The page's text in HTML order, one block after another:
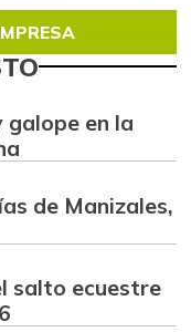
galope en la
de Manizales,
salto ecuestre